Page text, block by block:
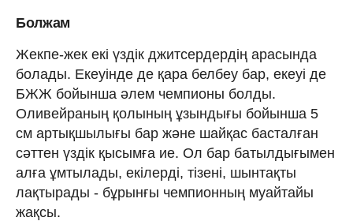
Болжам
Жекпе-жек екі үздік джитсердердің арасында
болады. Екеуінде де қара белбеу бар, екеуі де
БЖЖ бойынша әлем чемпионы болды.
Оливейраның қолының ұзындығы бойынша 5
см артықшылығы бар және шайқас басталған
сәттен үздік қысымға ие. Ол бар батылдығымен
алға ұмтылады, екілерді, тізені, шынтақты
лақтырады - бұрынғы чемпионның муайтайы
жақсы.